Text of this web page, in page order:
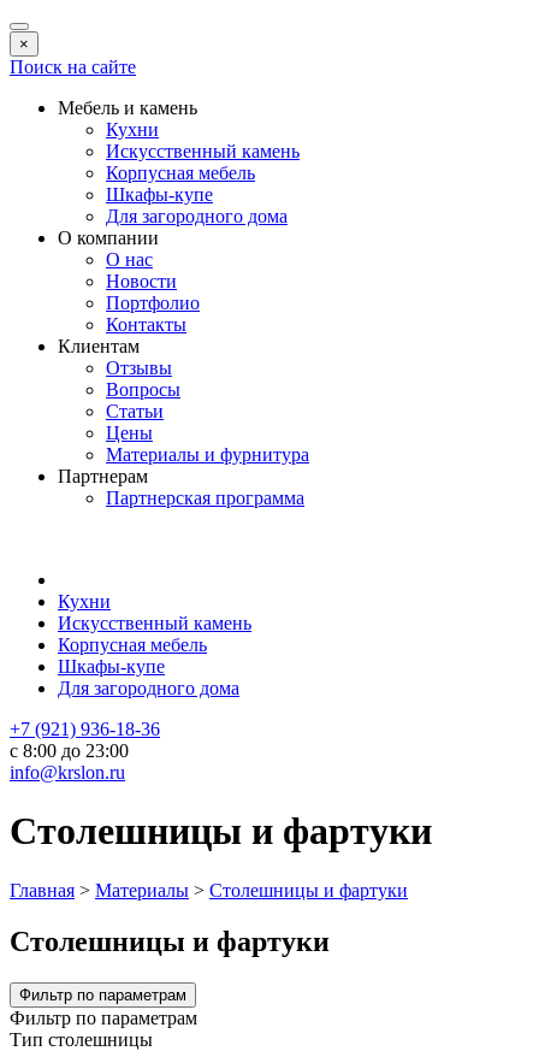
×
Поиск на сайте
Мебель и камень
Кухни
Искусственный камень
Корпусная мебель
Шкафы-купе
Для загородного дома
О компании
О нас
Новости
Портфолио
Контакты
Клиентам
Отзывы
Вопросы
Статьи
Цены
Материалы и фурнитура
Партнерам
Партнерская программа
Кухни
Искусственный камень
Корпусная мебель
Шкафы-купе
Для загородного дома
+7 (921) 936-18-36
с 8:00 до 23:00
info@krslon.ru
Столешницы и фартуки
Главная > Материалы > Столешницы и фартуки
Столешницы и фартуки
Фильтр по параметрам
Фильтр по параметрам
Тип столешницы